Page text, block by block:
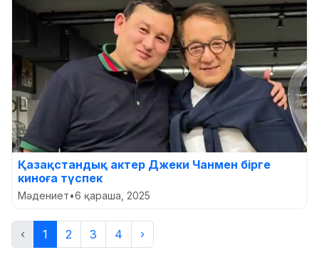
Қазақстандық актер Джеки Чанмен бірге
киноға түспек
Мәдениет•6 қараша, 2025
‹ 1 2 3 4 ›